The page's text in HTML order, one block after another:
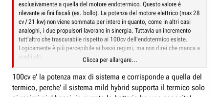
esclusivamente a quella del motore endotermico. Questo valore è
rilevante ai fini fiscali (es. bollo). La potenza del motore elettrico (max 28
cv / 21 kw) non viene sommata per intero in quanto, come in altri casi
analoghi, i due propulsori lavorano in sinergia. Tuttavia un incremento
tutt'altro che trascurabile rispetto ai 100cv dell'endotermico esiste.
Logicamente è più percepibile ai bassi regimi, ma non direi che manca a
quelli alti.
Diversamente la nuova Ypsilon, che presuppongo abbia grosso modo lo
stesso sistema, non potrebbe con quel rapporto fra peso e potenza
accelerare nello 0-100 in soli 9,3 sec.
Clicca per allargare...
100cv e' la potenza max di sistema e corrisponde a quella del
termico, perche' il sistema mild hybrid supporta il termico solo